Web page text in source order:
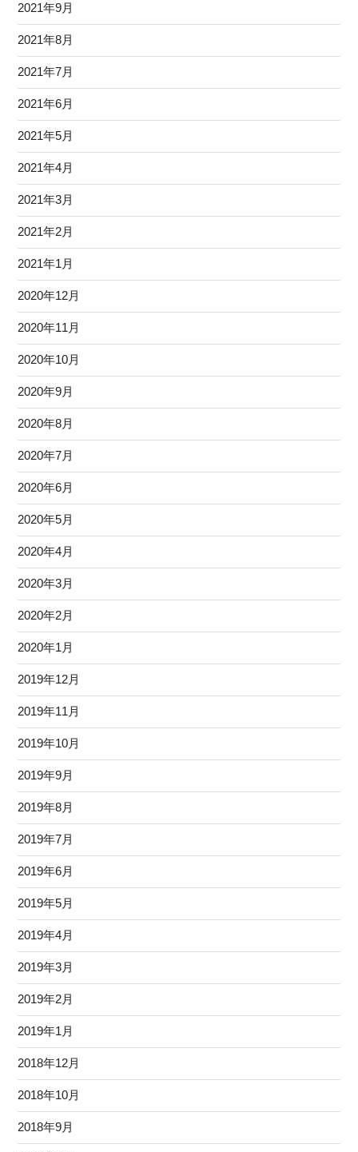
2021年9月
2021年8月
2021年7月
2021年6月
2021年5月
2021年4月
2021年3月
2021年2月
2021年1月
2020年12月
2020年11月
2020年10月
2020年9月
2020年8月
2020年7月
2020年6月
2020年5月
2020年4月
2020年3月
2020年2月
2020年1月
2019年12月
2019年11月
2019年10月
2019年9月
2019年8月
2019年7月
2019年6月
2019年5月
2019年4月
2019年3月
2019年2月
2019年1月
2018年12月
2018年10月
2018年9月